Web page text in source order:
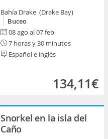
Bahía Drake (Drake Bay)
Buceo
08 ago al 07 feb
7 horas y 30 minutos
Español e inglés
134,11€
Snorkel en la isla del
Caño